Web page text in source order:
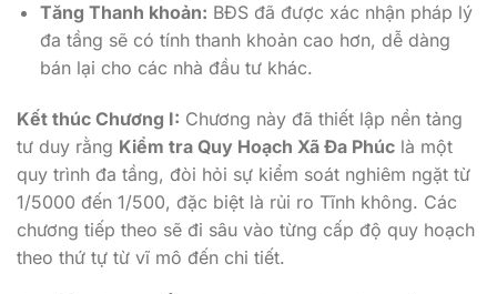
Tăng Thanh khoản: BĐS đã được xác nhận pháp lý
đa tầng sẽ có tính thanh khoản cao hơn, dễ dàng
bán lại cho các nhà đầu tư khác.
Kết thúc Chương I: Chương này đã thiết lập nền tảng
tư duy rằng Kiểm tra Quy Hoạch Xã Đa Phúc là một
quy trình đa tầng, đòi hỏi sự kiểm soát nghiêm ngặt từ
1/5000 đến 1/500, đặc biệt là rủi ro Tĩnh không. Các
chương tiếp theo sẽ đi sâu vào từng cấp độ quy hoạch
theo thứ tự từ vĩ mô đến chi tiết.